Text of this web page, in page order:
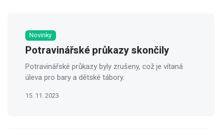
Novinky
Potravinářské průkazy skončily
Potravinářské průkazy byly zrušeny, což je vítaná
úleva pro bary a dětské tábory.
15. 11. 2023